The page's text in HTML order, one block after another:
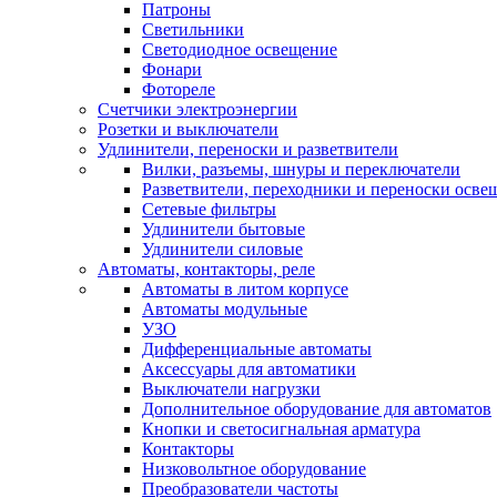
Патроны
Светильники
Светодиодное освещение
Фонари
Фотореле
Счетчики электроэнергии
Розетки и выключатели
Удлинители, переноски и разветвители
Вилки, разъемы, шнуры и переключатели
Разветвители, переходники и переноски
Сетевые фильтры
Удлинители бытовые
Удлинители силовые
Автоматы, контакторы, реле
Автоматы в литом корпусе
Автоматы модульные
УЗО
Дифференциальные автоматы
Аксессуары для автоматики
Выключатели нагрузки
Дополнительное оборудование для автоматов
Кнопки и светосигнальная арматура
Контакторы
Низковольтное оборудование
Преобразователи частоты